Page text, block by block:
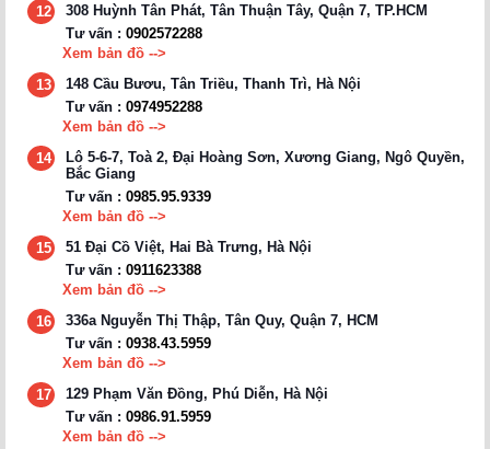
12
308 Huỳnh Tân Phát, Tân Thuận Tây, Quận 7, TP.HCM
Tư vấn : 0902572288
Xem bản đồ -->
13
148 Cầu Bươu, Tân Triều, Thanh Trì, Hà Nội
Tư vấn : 0974952288
Xem bản đồ -->
14
Lô 5-6-7, Toà 2, Đại Hoàng Sơn, Xương Giang, Ngô Quyền,
Bắc Giang
Tư vấn : 0985.95.9339
Xem bản đồ -->
15
51 Đại Cồ Việt, Hai Bà Trưng, Hà Nội
Tư vấn : 0911623388
Xem bản đồ -->
16
336a Nguyễn Thị Thập, Tân Quy, Quận 7, HCM
Tư vấn : 0938.43.5959
Xem bản đồ -->
17
129 Phạm Văn Đồng, Phú Diễn, Hà Nội
Tư vấn : 0986.91.5959
Xem bản đồ -->